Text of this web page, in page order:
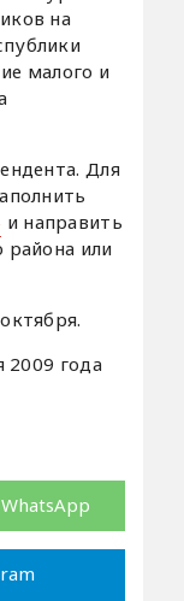
на
малого и
Для
и направить
района или
2009 года